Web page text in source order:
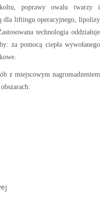
poprawy owalu twarzy i
dla liftingu operacyjnego, lipolizy
technologia oddziałuje
za pomocą ciepła wywołanego
z miejscowym nagromadzeniem